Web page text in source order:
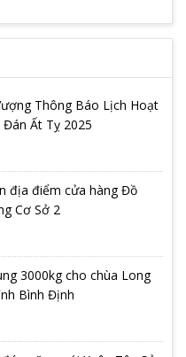
Thông Báo Lịch Hoạt
Ất Tỵ 2025
địa điểm cửa hàng Đồ
Cơ Sở 2
3000kg cho chùa Long
Bình Định